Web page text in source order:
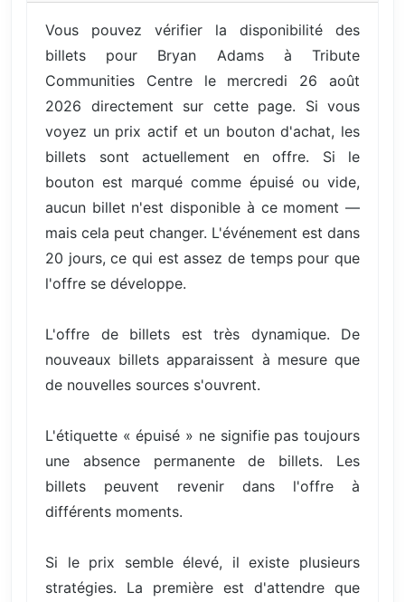
Vous pouvez vérifier la disponibilité des
billets pour Bryan Adams à Tribute
Communities Centre le mercredi 26 août
2026 directement sur cette page. Si vous
voyez un prix actif et un bouton d'achat, les
billets sont actuellement en offre. Si le
bouton est marqué comme épuisé ou vide,
aucun billet n'est disponible à ce moment —
mais cela peut changer. L'événement est dans
20 jours, ce qui est assez de temps pour que
l'offre se développe.
L'offre de billets est très dynamique. De
nouveaux billets apparaissent à mesure que
de nouvelles sources s'ouvrent.
L'étiquette « épuisé » ne signifie pas toujours
une absence permanente de billets. Les
billets peuvent revenir dans l'offre à
différents moments.
Si le prix semble élevé, il existe plusieurs
stratégies. La première est d'attendre que